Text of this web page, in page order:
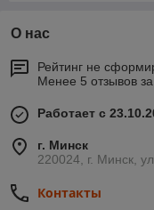
О нас
Рейтинг не
Менее 5 отзывов
Работает с
г. Минск
220024, г. Минск,
Контакты